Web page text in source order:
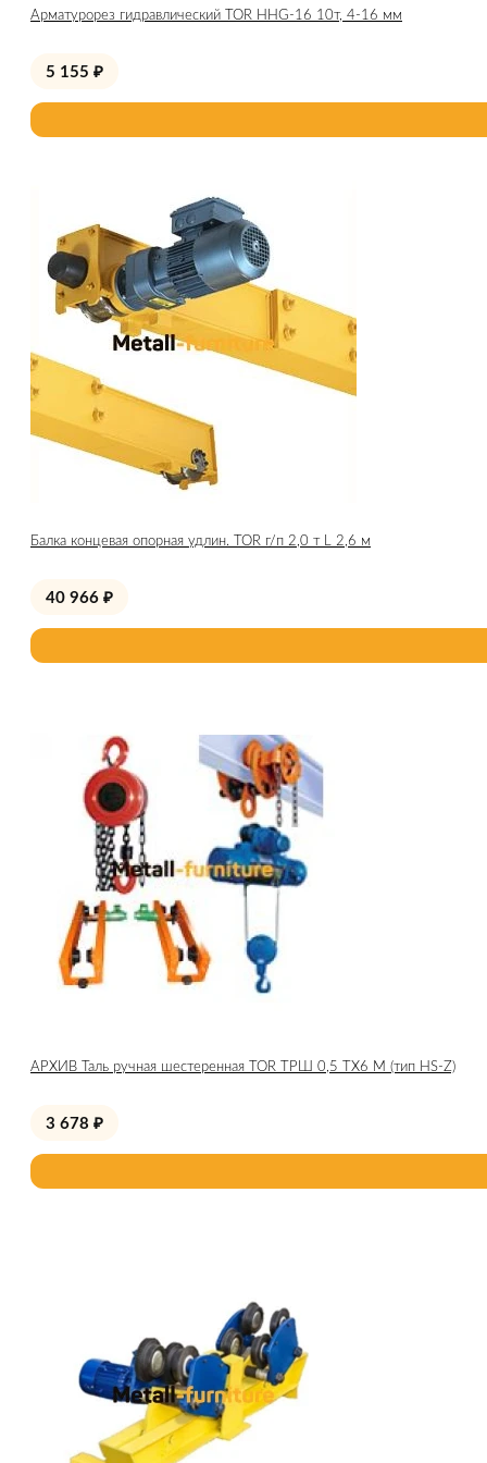
Арматурорез гидравлический TOR HHG-16 10т, 4-16 мм
5 155 ₽
Балка концевая опорная удлин. TOR г/п 2,0 т L 2,6 м
40 966 ₽
АРХИВ Таль ручная шестеренная TOR ТРШ 0,5 ТХ6 М (тип HS-Z)
3 678 ₽